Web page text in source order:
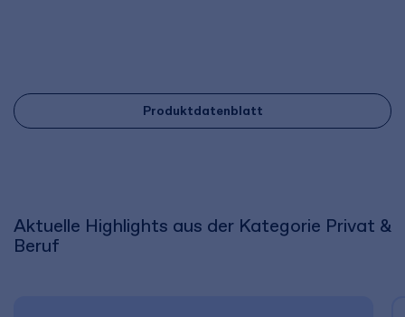
Produktdatenblatt
Aktuelle Highlights aus der Kategorie Privat &
Beruf